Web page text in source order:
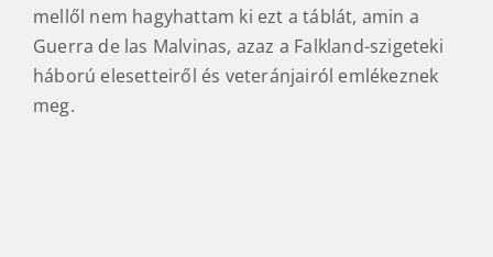
mellől nem hagyhattam ki ezt a táblát, amin a
Guerra de las Malvinas, azaz a Falkland-szigeteki
háború elesetteiről és veteránjairól emlékeznek
meg.